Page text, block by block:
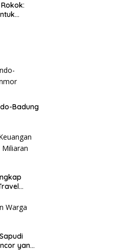
Badung
yang